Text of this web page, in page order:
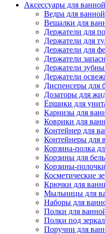
Аксессуары для
Ведра для ванной
Вешалки для
Держатели для
Держатели для
Держатели для
Держатели
Держатели
Держатели
Диспенсеры для
Дозаторы для
Ёршики для
Карнизы для
Коврики для
Контейнер для
Контейнеры для
Корзина-полка
Корзины для
Корзины-
Косметические
Крючки для
Мыльницы для
Наборы для
Полки для
Полки под
Поручни для